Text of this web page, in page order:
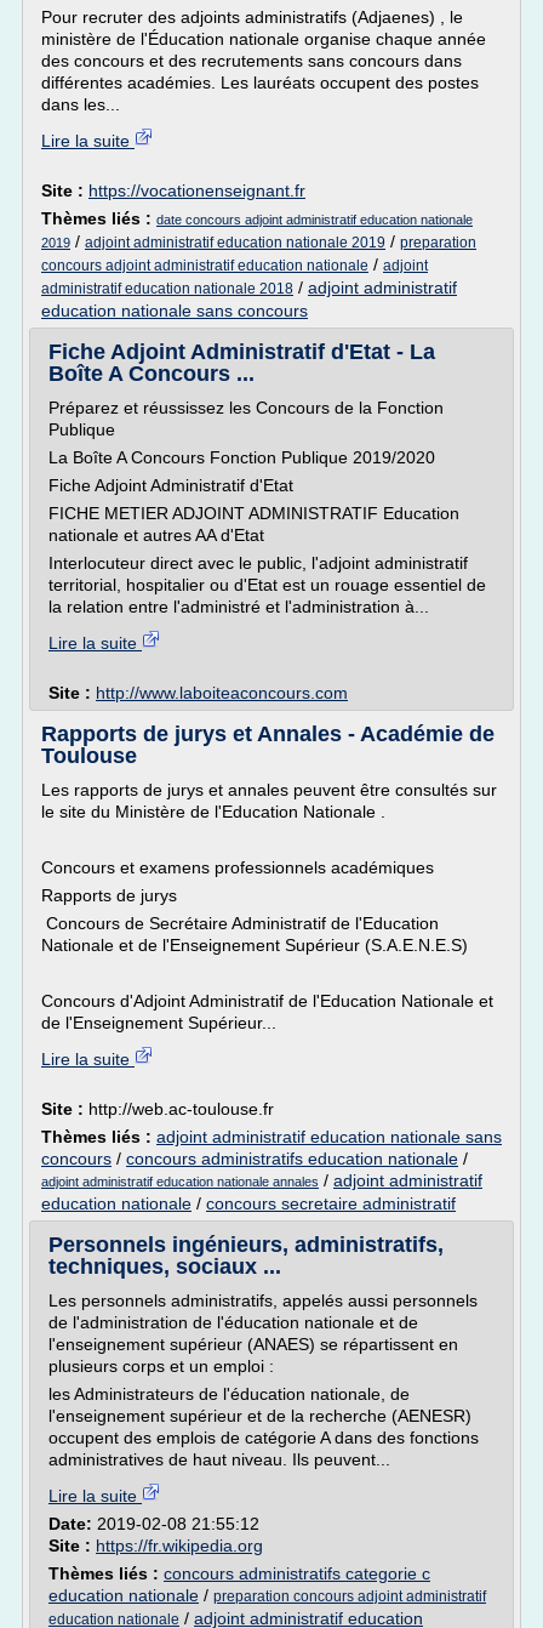
Pour recruter des adjoints administratifs (Adjaenes) , le
ministère de l'Éducation nationale organise chaque année
des concours et des recrutements sans concours dans
différentes académies. Les lauréats occupent des postes
dans les...
Lire la suite
Site : https://vocationenseignant.fr
Thèmes liés : date concours adjoint administratif education nationale
2019 / adjoint administratif education nationale 2019 / preparation
concours adjoint administratif education nationale / adjoint
administratif education nationale 2018 / adjoint administratif
education nationale sans concours
Fiche Adjoint Administratif d'Etat - La
Boîte A Concours ...
Préparez et réussissez les Concours de la Fonction
Publique
La Boîte A Concours Fonction Publique 2019/2020
Fiche Adjoint Administratif d'Etat
FICHE METIER ADJOINT ADMINISTRATIF Education
nationale et autres AA d'Etat
Interlocuteur direct avec le public, l'adjoint administratif
territorial, hospitalier ou d'Etat est un rouage essentiel de
la relation entre l'administré et l'administration à...
Lire la suite
Site : http://www.laboiteaconcours.com
Rapports de jurys et Annales - Académie de
Toulouse
Les rapports de jurys et annales peuvent être consultés sur
le site du Ministère de l'Education Nationale .
Concours et examens professionnels académiques
Rapports de jurys
Concours de Secrétaire Administratif de l'Education
Nationale et de l'Enseignement Supérieur (S.A.E.N.E.S)
Concours d'Adjoint Administratif de l'Education Nationale et
de l'Enseignement Supérieur...
Lire la suite
Site : http://web.ac-toulouse.fr
Thèmes liés : adjoint administratif education nationale sans
concours / concours administratifs education nationale /
adjoint administratif education nationale annales / adjoint administratif
education nationale / concours secretaire administratif
Personnels ingénieurs, administratifs,
techniques, sociaux ...
Les personnels administratifs, appelés aussi personnels
de l'administration de l'éducation nationale et de
l'enseignement supérieur (ANAES) se répartissent en
plusieurs corps et un emploi :
les Administrateurs de l'éducation nationale, de
l'enseignement supérieur et de la recherche (AENESR)
occupent des emplois de catégorie A dans des fonctions
administratives de haut niveau. Ils peuvent...
Lire la suite
Date: 2019-02-08 21:55:12
Site : https://fr.wikipedia.org
Thèmes liés : concours administratifs categorie c
education nationale / preparation concours adjoint administratif
education nationale / adjoint administratif education